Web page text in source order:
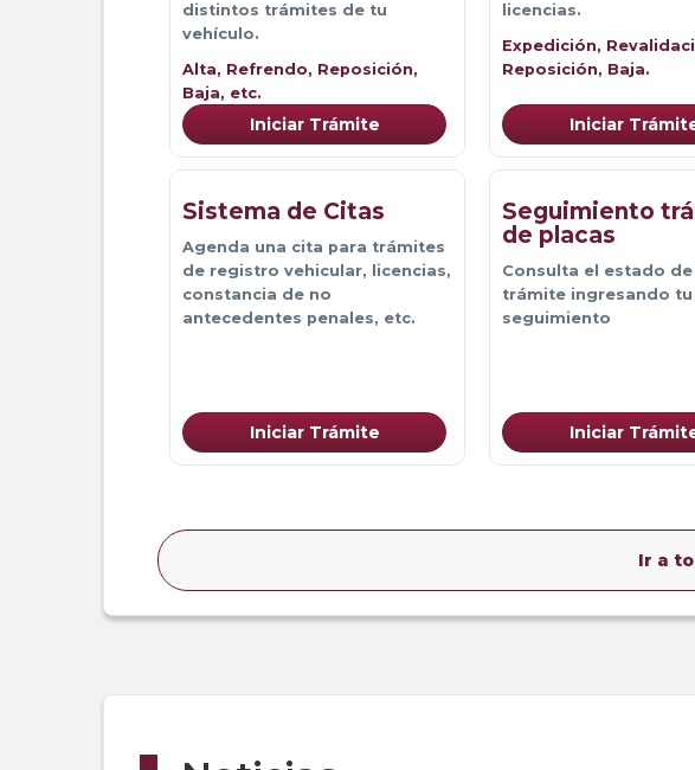
distintos trámites de tu
vehículo.
Alta, Refrendo, Reposición,
Baja, etc.
Iniciar Trámite
licencias.
Expedición,
Reposición, Baja.
Iniciar
Sistema de Citas
Agenda una cita para trámites
de registro vehicular, licencias,
constancia de no
antecedentes penales, etc.
Iniciar Trámite
Seguimiento
de placas
Consulta el estado
trámite ingresando
seguimiento
Iniciar
Ir a